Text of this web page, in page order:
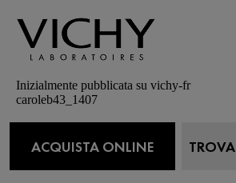
Inizialmente pubblicata su vichy-fr
caroleb43_1407
5 su 5 stelle.
ACQUISTA ONLINE